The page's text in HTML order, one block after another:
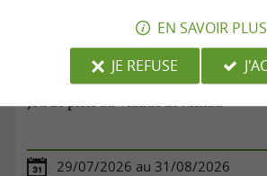
Jeu de piste au Viaduc de Millau
29/07/2026 au 31/08/2026
EN SAVOIR PLUS
JE REFUSE